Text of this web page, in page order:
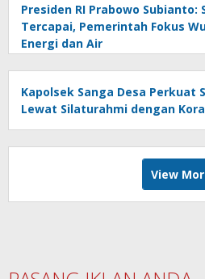
Presiden RI Prabowo Subianto:
Tercapai, Pemerintah Fokus
Energi dan Air
Kapolsek Sanga Desa Perkuat
Lewat Silaturahmi dengan
View